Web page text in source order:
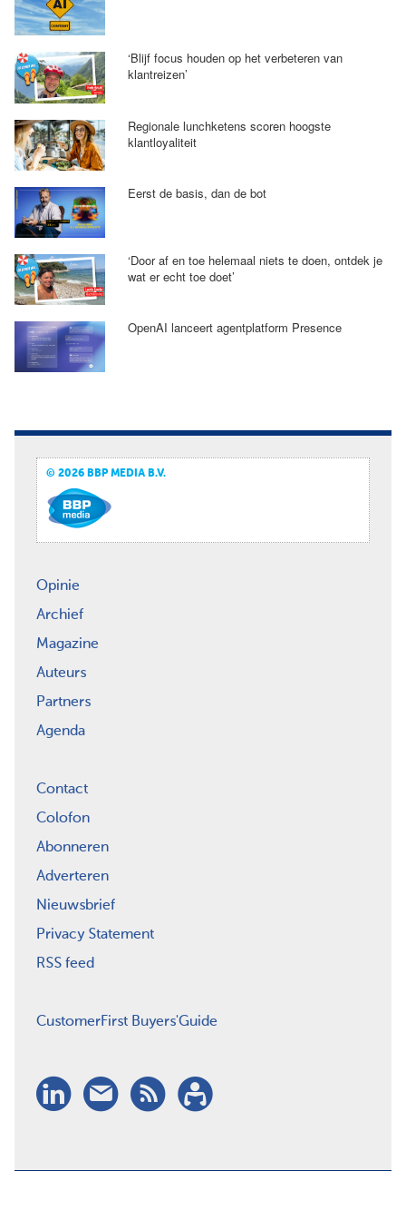
‘Blijf focus houden op het verbeteren van
klantreizen’
Regionale lunchketens scoren hoogste
klantloyaliteit
Eerst de basis, dan de bot
‘Door af en toe helemaal niets te doen, ontdek je
wat er echt toe doet’
OpenAI lanceert agentplatform Presence
© 2026 BBP MEDIA B.V.
Opinie
Archief
Magazine
Auteurs
Partners
Agenda
Contact
Colofon
Abonneren
Adverteren
Nieuwsbrief
Privacy Statement
RSS feed
CustomerFirst Buyers'Guide
LinkedIn
Nieuwsbrief
RSSAbonneren